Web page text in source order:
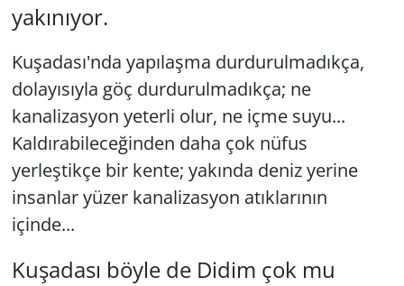
yakınıyor.
Kuşadası'nda yapılaşma durdurulmadıkça,
dolayısıyla göç durdurulmadıkça; ne
kanalizasyon yeterli olur, ne içme suyu...
Kaldırabileceğinden daha çok nüfus
yerleştikçe bir kente; yakında deniz yerine
insanlar yüzer kanalizasyon atıklarının
içinde...
Kuşadası böyle de Didim çok mu
POLİTİKA
RESMİ İLANLAR
SAĞLIK
SİYASET
SPOR